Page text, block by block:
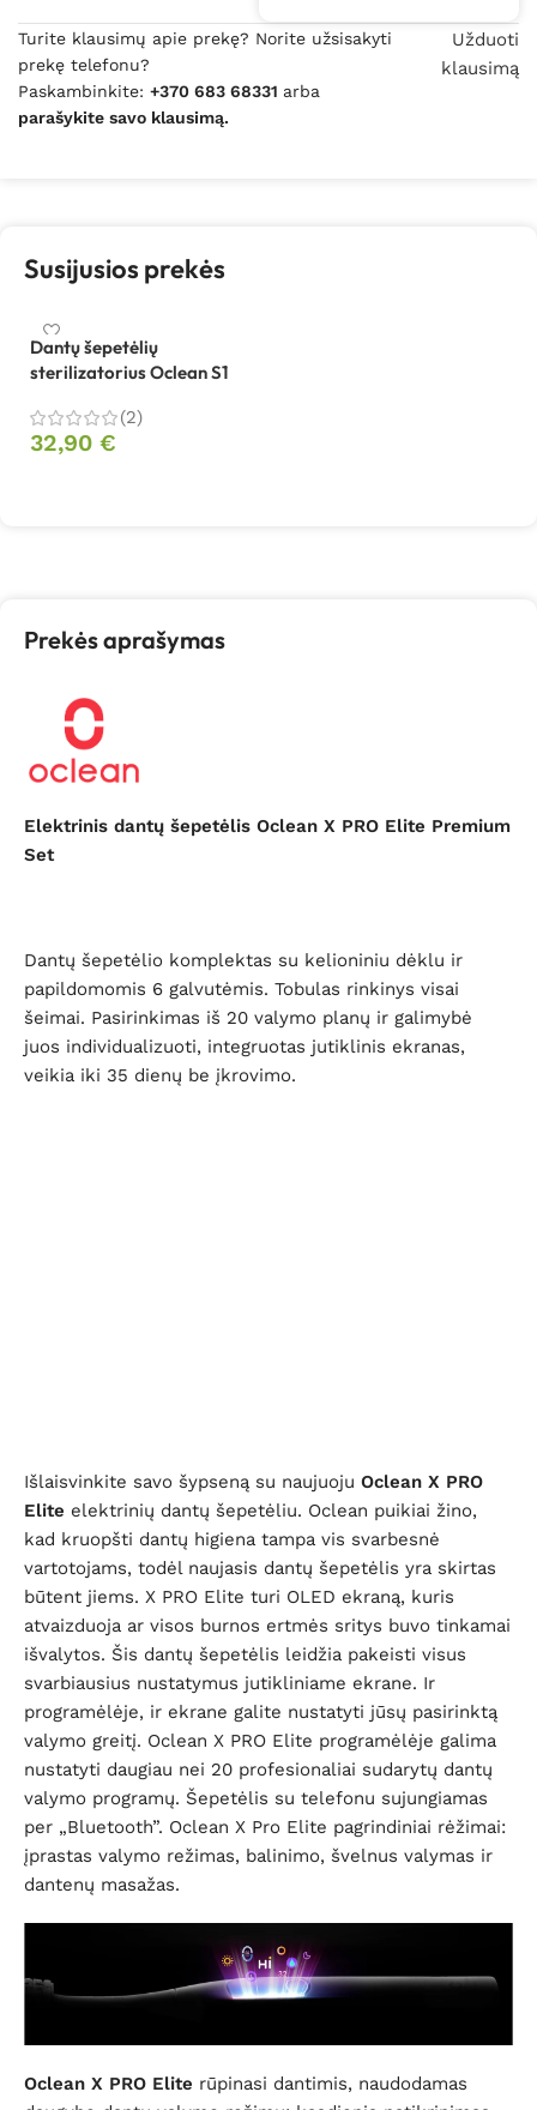
Turite klausimų apie prekę? Norite užsisakyti
prekę telefonu?
Paskambinkite: +370 683 68331 arba
parašykite savo klausimą.
Užduoti
klausimą
Susijusios prekės
Dantų šepetėlių
sterilizatorius Oclean S1
(2)
32,90 €
Prekės aprašymas
Elektrinis dantų šepetėlis Oclean X PRO Elite Premium
Set
Dantų šepetėlio komplektas su kelioniniu dėklu ir
papildomomis 6 galvutėmis. Tobulas rinkinys visai
šeimai. Pasirinkimas iš 20 valymo planų ir galimybė
juos individualizuoti, integruotas jutiklinis ekranas,
veikia iki 35 dienų be įkrovimo.
Išlaisvinkite savo šypseną su naujuoju Oclean X PRO
Elite elektrinių dantų šepetėliu. Oclean puikiai žino,
kad kruopšti dantų higiena tampa vis svarbesnė
vartotojams, todėl naujasis dantų šepetėlis yra skirtas
būtent jiems. X PRO Elite turi OLED ekraną, kuris
atvaizduoja ar visos burnos ertmės sritys buvo tinkamai
išvalytos. Šis dantų šepetėlis leidžia pakeisti visus
svarbiausius nustatymus jutikliniame ekrane. Ir
programėlėje, ir ekrane galite nustatyti jūsų pasirinktą
valymo greitį. Oclean X PRO Elite programėlėje galima
nustatyti daugiau nei 20 profesionaliai sudarytų dantų
valymo programų. Šepetėlis su telefonu sujungiamas
per „Bluetooth”. Oclean X Pro Elite pagrindiniai rėžimai:
įprastas valymo režimas, balinimo, švelnus valymas ir
dantenų masažas.
Oclean X PRO Elite rūpinasi dantimis, naudodamas